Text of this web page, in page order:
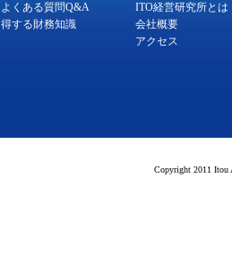
よくある質問Q&A
得する財務知識
ITO経営研究所とは
会社概要
アクセス
Copyright 2011 Itou